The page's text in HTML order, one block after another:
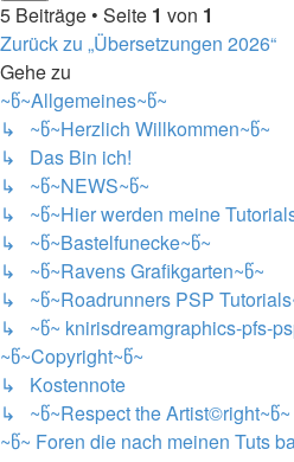
5 Beiträge • Seite 1 von 1
Zurück zu „Übersetzungen 2026“
Gehe zu
~წ~Allgemeines~წ~
↳ ~წ~Herzlich Willkommen~წ~
↳ Das Bin ich!
↳ ~წ~NEWS~წ~
↳ ~წ~Hier werden meine
↳ ~წ~Bastelfunecke~წ~
↳ ~წ~Ravens Grafikgarten~წ~
↳ ~წ~Roadrunners PSP
↳ ~წ~ knirisdreamgraphics-pfs-
~წ~Copyright~წ~
↳ Kostennote
↳ ~წ~Respect the Artist©right~წ~
~წ~ Foren die nach meinen Tuts